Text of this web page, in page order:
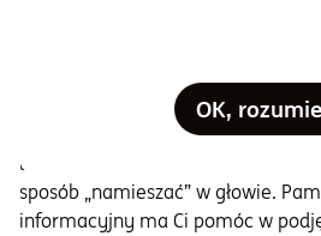
zawarte tam informacje. Które są
mniej? Jeszcze przed
miej świadomość, że treść jest
bogata, zatem osoba początkująca
sposób „namieszać” w głowie.
informacyjny ma Ci pomóc w
OK,